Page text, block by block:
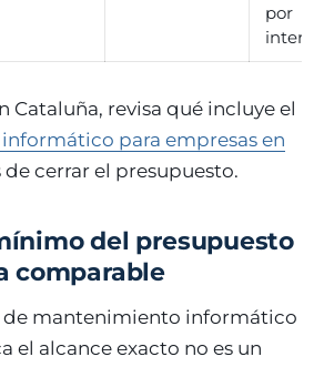
por
Cataluña, revisa qué incluye el
para empresas en
de cerrar el presupuesto.
del presupuesto
comparable
de mantenimiento informático
el alcance exacto no es un